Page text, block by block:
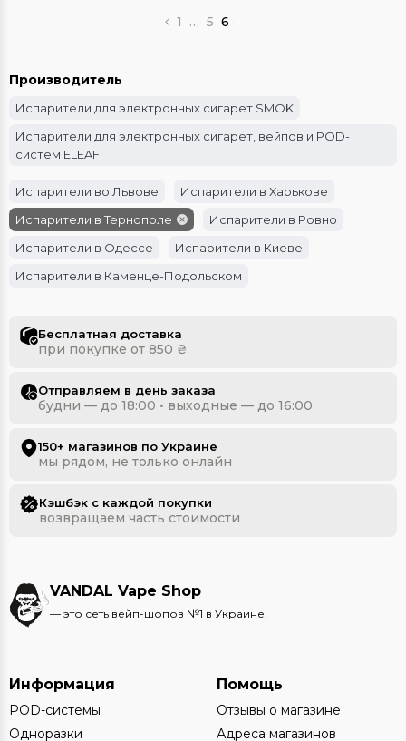
1 … 5 6
Производитель
Испарители для электронных сигарет SMOK
Испарители для электронных сигарет, вейпов и POD-
систем ELEAF
Испарители во Львове
Испарители в Харькове
Испарители в Тернополе
Испарители в Ровно
Испарители в Одессе
Испарители в Киеве
Испарители в Каменце-Подольском
Бесплатная доставка
при покупке от 850 ₴
Отправляем в день заказа
будни — до 18:00 • выходные — до 16:00
150+ магазинов по Украине
мы рядом, не только онлайн
Кэшбэк с каждой покупки
возвращаем часть стоимости
VANDAL Vape Shop
— это сеть вейп-шопов №1 в Украине.
Информация
POD-системы
Одноразки
Помощь
Отзывы о магазине
Адреса магазинов